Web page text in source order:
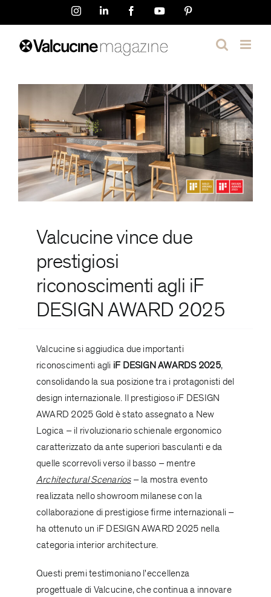
al
contenuto
InstagramLinkedInFacebookYouTube
Valcucine vince due
prestigiosi
riconoscimenti agli iF
DESIGN AWARD 2025
Valcucine si aggiudica due importanti
riconoscimenti agli iF DESIGN AWARDS 2025,
consolidando la sua posizione tra i protagonisti del
design internazionale. Il prestigioso iF DESIGN
AWARD 2025 Gold è stato assegnato a New
Logica – il rivoluzionario schienale ergonomico
caratterizzato da ante superiori basculanti e da
quelle scorrevoli verso il basso – mentre
Architectural Scenarios– la mostra evento
realizzata nello showroom milanese con la
collaborazione di prestigiose firme internazionali –
ha ottenuto un iF DESIGN AWARD 2025 nella
categoria interior architecture.
Questi premi testimoniano l'eccellenza
progettuale di Valcucine, che continua a innovare